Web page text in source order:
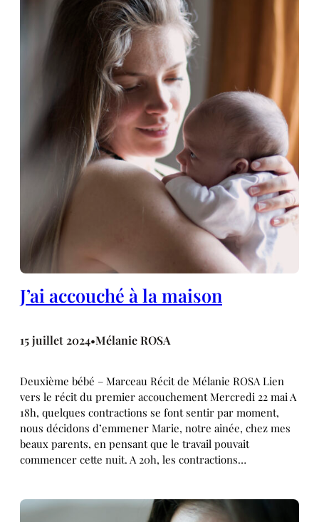
J’ai accouché à la maison
15 juillet 2024•Mélanie ROSA
Deuxième bébé – Marceau Récit de Mélanie ROSA Lien
vers le récit du premier accouchement Mercredi 22 mai A
18h, quelques contractions se font sentir par moment,
nous décidons d’emmener Marie, notre ainée, chez mes
beaux parents, en pensant que le travail pouvait
commencer cette nuit. A 20h, les contractions…